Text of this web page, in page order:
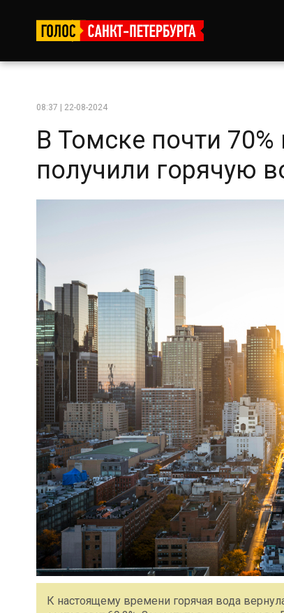
08:37 | 22-08-2024
В Томске почти
получили горячую
К настоящему времени горячая вода